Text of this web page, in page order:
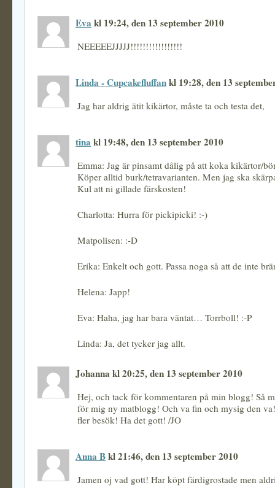
Eva kl 19:24, den 13 september 2010
NEEEEEJJJJJ!!!!!!!!!!!!!!!!!
Linda - Cupcakefluffankl 19:28, den 13
Jag har aldrig ätit kikärtor, måste ta och testa det,
tina kl 19:48, den 13 september 2010
Emma: Jag är pinsamt dålig på att koka kikärtor/
Köper alltid burk/tetravarianten. Men jag ska
Kul att ni gillade färskosten!
Charlotta: Hurra för pickipicki! :-)
Matpolisen: :-D
Erika: Enkelt och gott. Passa noga så att de inte
Helena: Japp!
Eva: Haha, jag har bara väntat… Torrboll! :-P
Linda: Ja, det tycker jag allt.
Johanna kl 20:25, den 13 september 2010
Hej, och tack för kommentaren på min blogg! Så
för mig ny matblogg! Och va fin och mysig den
fler besök! Ha det gott! /JO
Anna Bkl 21:46, den 13 september 2010
Jamen oj vad gott! Har köpt färdigrostade men